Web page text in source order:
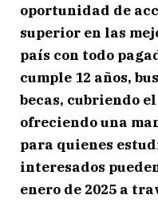
oportunidad de
superior en las
país con todo
cumple 12 años,
becas, cubriendo
ofreciendo una
para quienes
interesados
enero de 2025 a